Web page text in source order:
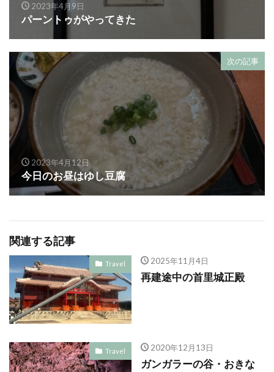
2023年4月9日
パーントゥがやってきた
次の記事
2023年4月12日
今日のお昼はゆし豆腐
関連する記事
Travel 2025年11月4日
再建途中の首里城正殿
Travel 2020年12月13日
ガンガラーの谷・おきな